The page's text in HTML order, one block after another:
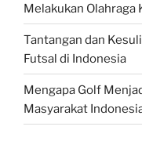
Melakukan Olahraga
Tantangan dan
Futsal di Indonesia
Mengapa Golf
Masyarakat